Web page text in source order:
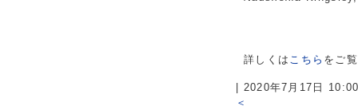
詳しくは こちら をご
| 2020年7月17日
＜